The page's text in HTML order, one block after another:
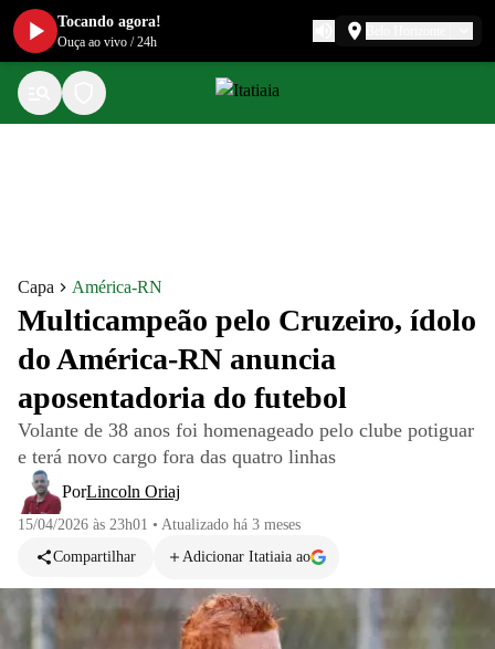
Capa América-RN
Multicampeão pelo Cruzeiro, ídolo
do América-RN anuncia
aposentadoria do futebol
Volante de 38 anos foi homenageado pelo clube potiguar
e terá novo cargo fora das quatro linhas
PorLincoln Oriaj
15/04/2026 às 23h01 • Atualizado há 3 meses
Compartilhar
Adicionar Itatiaia ao
Tocando agora!
Ouça ao vivo /24h